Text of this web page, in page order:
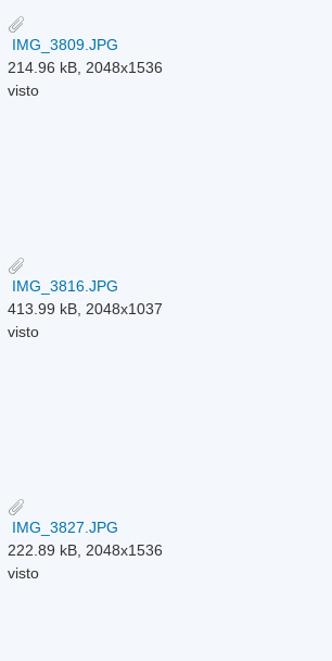
IMG_3809.JPG
214.96 kB, 2048x1536
visto
IMG_3816.JPG
413.99 kB, 2048x1037
visto
IMG_3827.JPG
222.89 kB, 2048x1536
visto